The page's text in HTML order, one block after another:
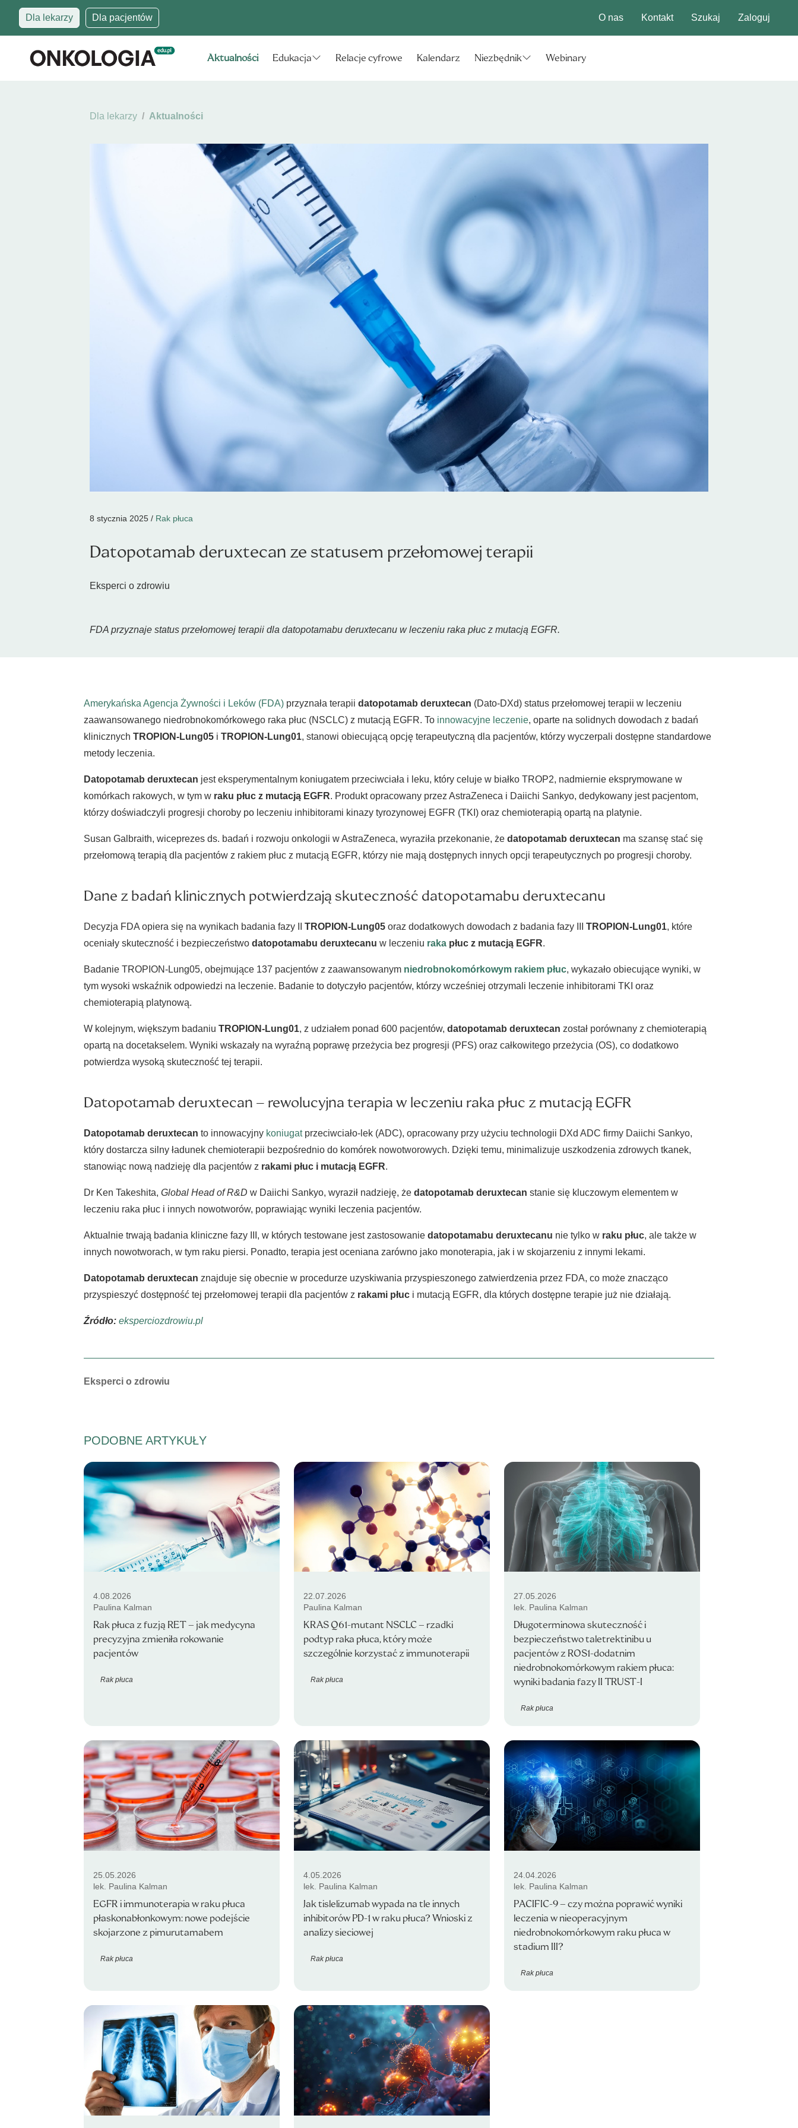
Dla lekarzy Dla pacjentów O nas Kontakt Szukaj Zaloguj
Aktualności Edukacja Relacje cyfrowe Kalendarz Niezbędnik Webinary
Dla lekarzy Aktualności
8 stycznia 2025 / Rak płuca
Datopotamab deruxtecan ze statusem przełomowej terapii
Eksperci o zdrowiu
FDA przyznaje status przełomowej terapii dla datopotamabu deruxtecanu w leczeniu raka płuc z mutacją EGFR.
Amerykańska Agencja Żywności i Leków (FDA) przyznała terapii datopotamab deruxtecan (Dato-DXd) status przełomowej terapii w leczeniu
zaawansowanego niedrobnokomórkowego raka płuc (NSCLC) z mutacją EGFR. To innowacyjne leczenie, oparte na solidnych dowodach z badań
klinicznych TROPION-Lung05i TROPION-Lung01, stanowi obiecującą opcję terapeutyczną dla pacjentów, którzy wyczerpali dostępne standardowe
metody leczenia.
Datopotamab deruxtecan jest eksperymentalnym koniugatem przeciwciała i leku, który celuje w białko TROP2, nadmiernie eksprymowane w
komórkach rakowych, w tym w raku płuc z mutacją EGFR. Produkt opracowany przez AstraZeneca i Daiichi Sankyo, dedykowany jest pacjentom,
którzy doświadczyli progresji choroby po leczeniu inhibitorami kinazy tyrozynowej EGFR (TKI) oraz chemioterapią opartą na platynie.
Susan Galbraith, wiceprezes ds. badań i rozwoju onkologii w AstraZeneca, wyraziła przekonanie, że datopotamab deruxtecan ma szansę stać się
przełomową terapią dla pacjentów z rakiem płuc z mutacją EGFR, którzy nie mają dostępnych innych opcji terapeutycznych po progresji choroby.
Dane z badań klinicznych potwierdzają skuteczność datopotamabu deruxtecanu
Decyzja FDA opiera się na wynikach badania fazy II TROPION-Lung05oraz dodatkowych dowodach z badania fazy III TROPION-Lung01, które
oceniały skuteczność i bezpieczeństwo datopotamabu deruxtecanu w leczeniu rakapłuc z mutacją EGFR.
Badanie TROPION-Lung05, obejmujące 137 pacjentów z zaawansowanym niedrobnokomórkowym rakiem płuc, wykazało obiecujące wyniki, w
tym wysoki wskaźnik odpowiedzi na leczenie. Badanie to dotyczyło pacjentów, którzy wcześniej otrzymali leczenie inhibitorami TKI oraz
chemioterapią platynową.
W kolejnym, większym badaniu TROPION-Lung01, z udziałem ponad 600 pacjentów, datopotamab deruxtecan został porównany z chemioterapią
opartą na docetakselem. Wyniki wskazały na wyraźną poprawę przeżycia bez progresji (PFS) oraz całkowitego przeżycia (OS), co dodatkowo
potwierdza wysoką skuteczność tej terapii.
Datopotamab deruxtecan – rewolucyjna terapia w leczeniu raka płuc z mutacją EGFR
Datopotamab deruxtecan to innowacyjny koniugatprzeciwciało-lek (ADC), opracowany przy użyciu technologii DXd ADC firmy Daiichi Sankyo,
który dostarcza silny ładunek chemioterapii bezpośrednio do komórek nowotworowych. Dzięki temu, minimalizuje uszkodzenia zdrowych tkanek,
stanowiąc nową nadzieję dla pacjentów z rakami płuc i mutacją EGFR.
Dr Ken Takeshita, Global Head of R&D w Daiichi Sankyo, wyraził nadzieję, że datopotamab deruxtecan stanie się kluczowym elementem w
leczeniu raka płuc i innych nowotworów, poprawiając wyniki leczenia pacjentów.
Aktualnie trwają badania kliniczne fazy III, w których testowane jest zastosowanie datopotamabu deruxtecanu nie tylko w raku płuc, ale także w
innych nowotworach, w tym raku piersi. Ponadto, terapia jest oceniana zarówno jako monoterapia, jak i w skojarzeniu z innymi lekami.
Datopotamab deruxtecan znajduje się obecnie w procedurze uzyskiwania przyspieszonego zatwierdzenia przez FDA, co może znacząco
przyspieszyć dostępność tej przełomowej terapii dla pacjentów z rakami płuci mutacją EGFR, dla których dostępne terapie już nie działają.
Źródło: eksperciozdrowiu.pl
Autorzy:
Eksperci o zdrowiu
PODOBNE ARTYKUŁY
4.08.2026
Paulina Kalman
Rak płuca z fuzją RET – jak medycyna
precyzyjna zmieniła rokowanie
pacjentów
Rak płuca
22.07.2026
Paulina Kalman
KRAS Q61-mutant NSCLC – rzadki
podtyp raka płuca, który może
szczególnie korzystać z immunoterapii
Rak płuca
27.05.2026
lek. Paulina Kalman
Długoterminowa skuteczność i
bezpieczeństwo taletrektinibu u
pacjentów z ROS1-dodatnim
niedrobnokomórkowym rakiem płuca:
wyniki badania fazy II TRUST-I
Rak płuca
25.05.2026
lek. Paulina Kalman
EGFR i immunoterapia w raku płuca
płaskonabłonkowym: nowe podejście
skojarzone z pimurutamabem
Rak płuca
4.05.2026
lek. Paulina Kalman
Jak tislelizumab wypada na tle innych
inhibitorów PD-1 w raku płuca? Wnioski z
analizy sieciowej
Rak płuca
24.04.2026
lek. Paulina Kalman
PACIFIC-9 – czy można poprawić wyniki
leczenia w nieoperacyjnym
niedrobnokomórkowym raku płuca w
stadium III?
Rak płuca